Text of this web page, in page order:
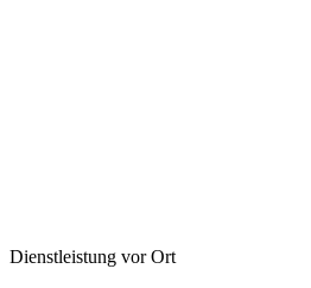
Dienstleistung vor Ort